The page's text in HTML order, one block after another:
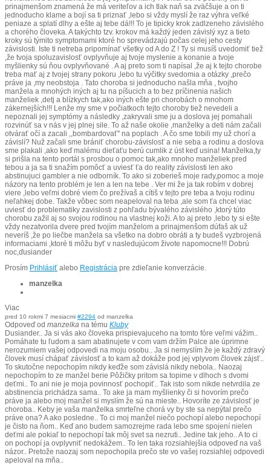
prinajmenšom znamená že má veriteľov a ich tlak naň sa zväčšuje a on ti
jednoducho klame a bojí sa ti priznať ,lebo si vždy myslí že raz výhra veľké
peniaze a splatí dlhy a ešte aj tebe dá!!! To je tipicky krok zadlzeneho závislého
a chorého človeka. A takýchto tzv. krokov má každý jeden závislý xyz a tieto
kroky sú týmito symptomami ktoré ho sprevádzajú počas celej jeho cesty
závislosti. Iste ti netreba pripomínať všetky od A do Z ! Ty si musíš uvedomiť tiež
,že tvoja spoluzavislosť ovplyvňuje aj tvoje myslenie a konanie a tvoje
myšlienky sú ňou ovplyvňované . A aj preto som ti napísal ,že aj k tejto chorobe
treba mať aj z tvojej strany pokoru ,lebo tu výčitky svedomia a otázky ,prečo
práve ja ,my neobstoja . Tato choroba si jednoducho našla mňa , tvojho
manžela a mnohých iných aj tu na píšucich a to bez príčinenia našich
manželiek ,detj a blízkych tak,ako iných ešte pri chorobách o mnohom
zákernejších!!! Lenže my sme v počiatkoch tejto choroby tiež nevedeli a
nepoznali jej symptómy a následky ,zakryvali sme ju a doslova jej pomahali
rozvinúť sa v nás v jej plnej sile. To až naše okolie ,manželky a deti nám začali
otvárať očí a zacali ,,bombardovať'' na poplach . A čo sme tobili my už chorí a
závislí? Nuž začali sme brániť chorobu-závislosť a nie seba a rodinu a doslova
sme plakali ,ako keď malému dieťaťu berú cumlik z úst keď usina! Manželka,ty
si prišla na tento portál s prosbou o pomoc tak,ako mnoho manželiek pred
tebou a ja sa ti snažím pomôcť a uviesť ťa do reality závislosti len ako
abstinujuci gambler a nie odborník. To ako si zoberieš moje rady,pomoc a moje
názory na tento problém je len a len na tebe . Ver mi že ja tak robím v dobrej
viere ,lebo veľmi dobré viem čo prežívaš a cítiš v tejto pre teba a tvoju rodinu
neľahkej dobe. Takže vôbec som neapeloval na teba ,ale som ťa chcel viac
uviesť do problematiky zavislosti z pohľadu bývalého závislého ,ktorý túto
chorobu zažil aj so svojou rodinou na vlastnej koži. A to aj preto ,lebo ty si ešte
vždy nezatvorila dvere pred tvojím manželom a prinajmenšom dúfaš ak už
neveríš ,že po liečbe manžela sa všetko na dobro obráti a ty budeš vyzbrojená
informaciami ,ktoré ti môžu byť v nasledujúcom živote napomocne!!! Dobrú
noc,ďusiander
Prosím Prihlásiť alebo Registrácia pre zdieľanie konverzácie.
manzelka
Viac
pred 10 rokmi 7 mesiacmi #2294 od manzelka
Odpoveď od manzelka na tému Kluby
Dusiander.. Ja si vás ako človeka prispievajuceho na tomto fóre veľmi vážim..
Pomáhate tu ľudom a sam abatinujete v com vam držím Palce ale úprimne
nerozumiem vašej odpovedi na moju osobu.. Ja si nemyslím že je každý zdravý
človek musí chápať závislosť a to kam až dokáže pod jej vplyvom človek zájsť..
To skutočne nepochopím nikdy keďže som závislá nikdy nebola.. Naozaj
nepochopím to ze manžel berie Pôžičky pritom sa topime v dlhoch s dvomi
deťmi.. To ani nie je moja povinnosť pochopiť.. Tak isto som nikde netvrdila ze
abstinencia prichádza sama.. To ake ja mam myšlienky či si hovorím prečo
práve ja alebo moj manžel si myslím že sú na mieste.. Hovoríte ze závislosť je
choroba.. Keby je vaša manželka smrteľne chorá vy by ste sa nepýtal prečo
práve ona? A ako posledne.. To ci moj manžel niečo pochopí alebo nepochopí
je čisto na ňom.. Keď ano budem samozrejme rada lebo sme spojení nielen
deťmi ale pokiaľ to nepochopí tak môj svet sa nezruti.. Jedine tak jeho.. A to ci
on pochopí ja ovplyvniť nedokážem.. To len taka rozsiahlejšia odpoveď na vaš
názor.. Pretože naozaj som nepochopila prečo ste vo vašej rozsiahlej odpovedi
apeloval na mňa..